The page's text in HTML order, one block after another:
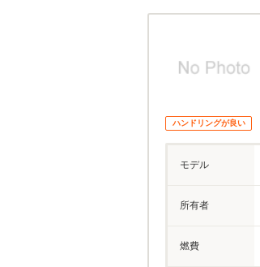
ハンドリングが良い
モデル
所有者
燃費